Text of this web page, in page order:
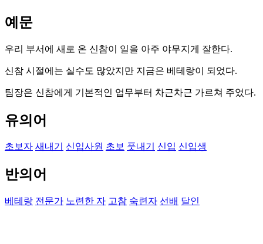
예문
우리 부서에 새로 온 신참이 일을 아주 야무지게 잘한다.
신참 시절에는 실수도 많았지만 지금은 베테랑이 되었다.
팀장은 신참에게 기본적인 업무부터 차근차근 가르쳐 주었다.
유의어
초보자 새내기 신입사원 초보 풋내기 신입 신입생
반의어
베테랑 전문가 노련한 자 고참 숙련자 선배 달인